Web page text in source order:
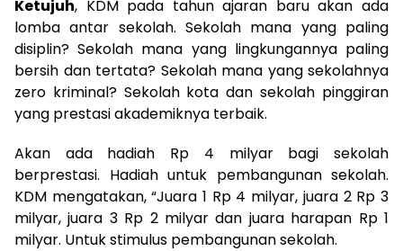
Ketujuh, KDM pada tahun ajaran baru akan ada
lomba antar sekolah. Sekolah mana yang paling
disiplin? Sekolah mana yang lingkungannya paling
bersih dan tertata? Sekolah mana yang sekolahnya
zero kriminal? Sekolah kota dan sekolah pinggiran
yang prestasi akademiknya terbaik.
Akan ada hadiah Rp 4 milyar bagi sekolah
berprestasi. Hadiah untuk pembangunan sekolah.
KDM mengatakan, “Juara 1 Rp 4 milyar, juara 2 Rp 3
milyar, juara 3 Rp 2 milyar dan juara harapan Rp 1
milyar. Untuk stimulus pembangunan sekolah.